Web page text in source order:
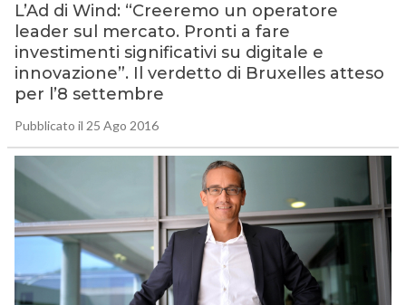
L’Ad di Wind: “Creeremo un operatore
leader sul mercato. Pronti a fare
investimenti significativi su digitale e
innovazione”. Il verdetto di Bruxelles atteso
per l’8 settembre
Pubblicato il 25 Ago 2016